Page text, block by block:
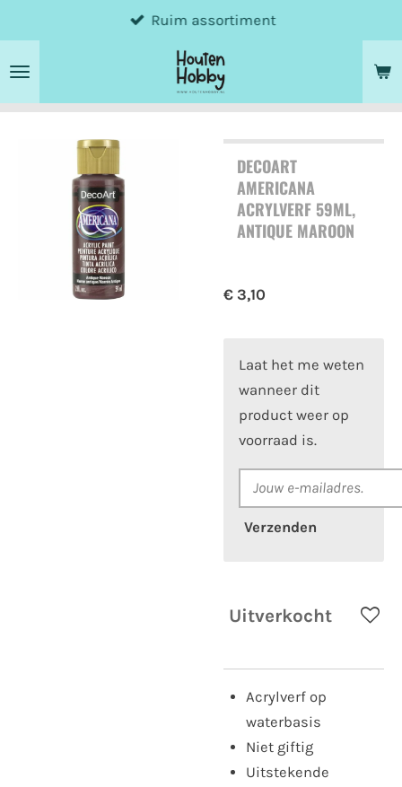
direct
naar
Ruim assortiment
DECOART
AMERICANA
ACRYLVERF 59ML,
ANTIQUE MAROON
€ 3,10
Laat het me weten
wanneer dit
product weer op
voorraad is.
Verzenden
Uitverkocht
Acrylverf op
waterbasis
Niet giftig
Uitstekende